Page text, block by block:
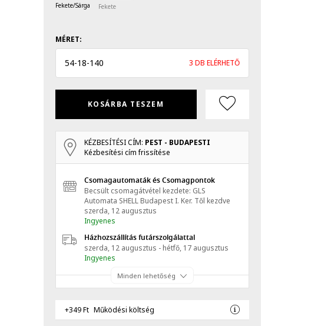
Fekete/Sárga Fekete
MÉRET:
54-18-140 3 DB ELÉRHETŐ
KOSÁRBA TESZEM
KÉZBESÍTÉSI CÍM: PEST - BUDAPESTI
Kézbesítési cím frissítése
Csomagautomaták és Csomagpontok
Becsült csomagátvétel kezdete: GLS
Automata SHELL Budapest I. Ker. Től kezdve
szerda, 12 augusztus
Ingyenes
Házhozszállítás futárszolgálattal
szerda, 12 augusztus - hétfő, 17 augusztus
Ingyenes
Minden lehetőség
+349 Ft Működési költség